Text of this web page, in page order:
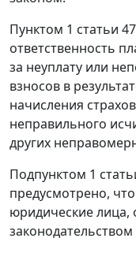
Пунктом 1 статьи 47
ответственность
за неуплату или
взносов в
начисления
неправильного
других
Подпунктом 1
предусмотрено,
юридические лица,